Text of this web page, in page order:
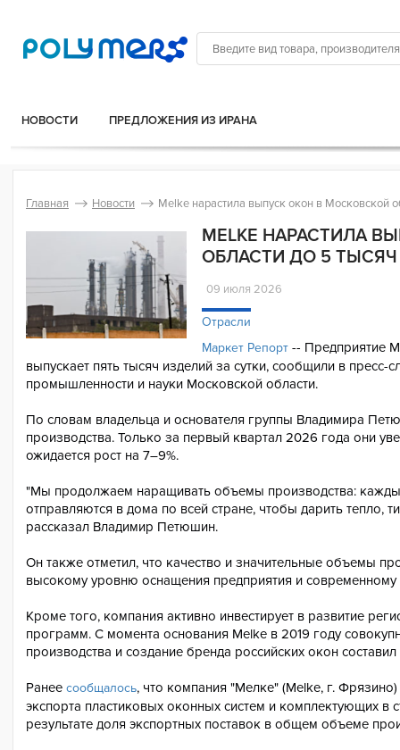
НОВОСТИ ПРЕДЛОЖЕНИЯ ИЗ ИРАНА
Главная Новости Melke нарастила выпуск окон в Московской
MELKE НАРАСТИЛА
ОБЛАСТИ ДО 5
09 июля 2026
Отрасли
Маркет Репорт-- Предприятие
выпускает пять тысяч изделий за сутки, сообщили в пресс-
промышленности и науки Московской области.
По словам владельца и основателя группы Владимира
производства. Только за первый квартал 2026 года они
ожидается рост на 7–9%.
"Мы продолжаем наращивать объемы производства:
отправляются в дома по всей стране, чтобы дарить тепло,
рассказал Владимир Петюшин.
Он также отметил, что качество и значительные объемы
высокому уровню оснащения предприятия и
Кроме того, компания активно инвестирует в развитие
программ. С момента основания Melke в 2019 году
производства и создание бренда российских окон
Ранее сообщалось, что компания "Мелке" (Melke, г.
экспорта пластиковых оконных систем и комплектующих
результате доля экспортных поставок в общем объеме